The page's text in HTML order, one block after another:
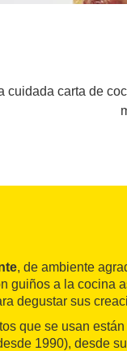
cuidada carta de
, de ambiente
guiños a la cocina
degustar sus
que se usan
1990), desde